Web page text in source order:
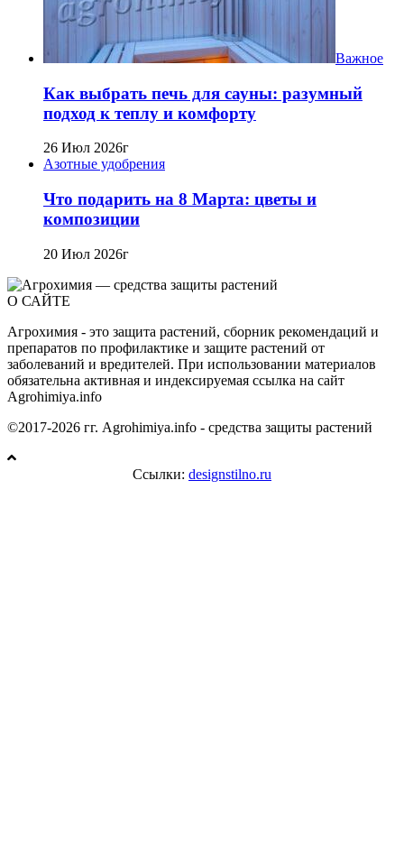
Важное
Как выбрать печь для сауны: разумный
подход к теплу и комфорту
26 Июл 2026г
Азотные удобрения
Что подарить на 8 Марта: цветы и
композиции
20 Июл 2026г
О САЙТЕ
Агрохимия - это защита растений, сборник рекомендаций и
препаратов по профилактике и защите растений от
заболеваний и вредителей. При использовании материалов
обязательна активная и индексируемая ссылка на сайт
Agrohimiya.info
©2017-2026 гг. Agrohimiya.info - средства защиты растений
Ссылки: designstilno.ru